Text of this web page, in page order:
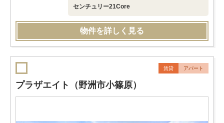
センチュリー21Core
物件を詳しく見る
賃貸 アパート
プラザエイト（野洲市小篠原）